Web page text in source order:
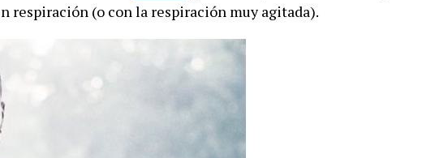
respiración (o con la respiración muy agitada).